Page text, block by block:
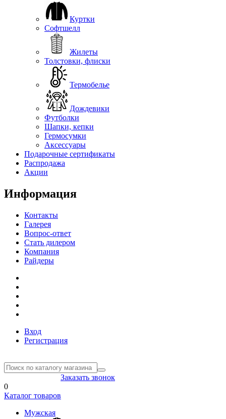
Куртки
Софтшелл
Жилеты
Толстовки, флиски
Термобелье
Дождевики
Футболки
Шапки, кепки
Гермосумки
Аксессуары
Подарочные сертификаты
Распродажа
Акции
Информация
Контакты
Галерея
Вопрос-ответ
Стать дилером
Компания
Райдеры
Вход
Регистрация
Заказать звонок
0
Каталог товаров
Мужская